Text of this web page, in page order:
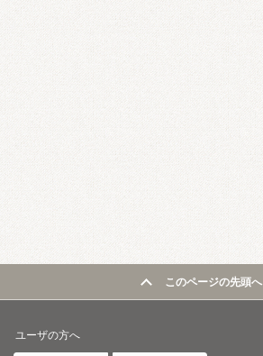
このページの先頭へ
ユーザの方へ